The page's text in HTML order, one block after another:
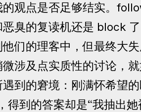
观点是否足够结实。
臭的复读机还是 block
们的理客中，但最终大
涉及点实质性的讨论，
到的窘境：刚满怀希望
得到的答案却是“我抽出